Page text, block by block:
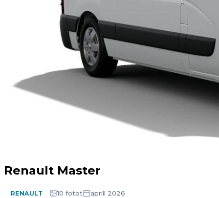
Renault Master
RENAULT 10 fotot aprill 2026